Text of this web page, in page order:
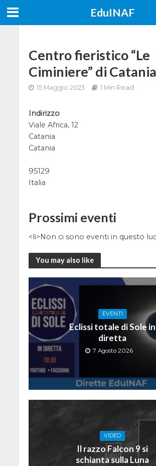
EduINAF
Centro fieristico “Le
Ciminiere” di Catania
15 Maggio 2023 1 Min Read
Indirizzo
Viale Africa, 12
Catania
Catania
95129
Italia
Prossimi eventi
<li>Non ci sono eventi in questo
You may also like
EVENTI
Eclissi totale di Sole in
diretta
7 Agosto 2026
VIDEO
Il razzo Falcon 9 si
schianta sulla Luna